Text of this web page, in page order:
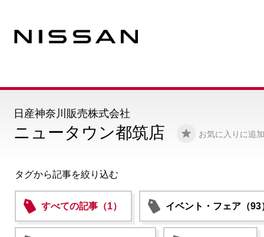
ニュータウン都筑店 お気に入りに追加
日産神奈川販売株式会社
タグから記事を絞り込む
すべての記事（1） イベント・フェア（93